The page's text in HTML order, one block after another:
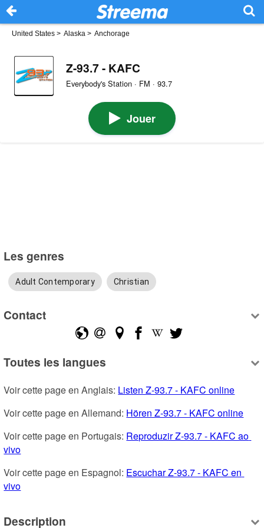
United States > Alaska > Anchorage
Z-93.7 - KAFC
Everybody's Station · FM · 93.7
Jouer
Les genres
Adult Contemporary Christian
Contact
Toutes les langues
Voir cette page en Anglais: Listen Z-93.7 - KAFC online
Voir cette page en Allemand: Hören Z-93.7 - KAFC online
Voir cette page en Portugais: Reproduzir Z-93.7 - KAFC ao
vivo
Voir cette page en Espagnol: Escuchar Z-93.7 - KAFC en
vivo
Description